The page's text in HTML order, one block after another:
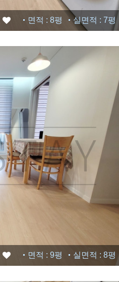
면적 : 8평 실면적 : 7평
면적 : 9평 실면적 : 8평